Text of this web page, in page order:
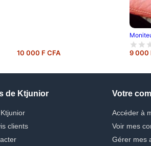
10 000 F CFA 9 000
de Ktjunior
clients
Votre
Accéder à
Voir mes
Gérer mes